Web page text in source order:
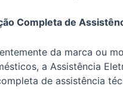
Completa de
da marca ou
a Assistência
de assistência